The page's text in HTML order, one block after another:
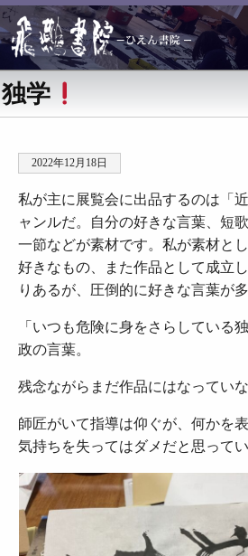
独学
2022年12月18日
私が主に展覧会に出品するのは「
ャンルだ。自分の好きな言葉、短
一節などが素材です。私が素材と
好きなもの、また作品として成立
りあるが、圧倒的に好きな言葉が多
「いつも危険に身をさらしてい
政の言葉。
残念ながらまだ作品にはなっていな
師匠がいて指導は仰ぐが、何かを
気持ちを失ってはダメだと思ってい